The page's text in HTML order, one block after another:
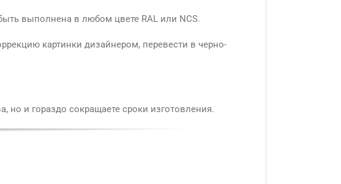
выполнена в любом цвете RAL или NCS.
картинки дизайнером, перевести в черно-
но и гораздо сокращаете сроки изготовления.